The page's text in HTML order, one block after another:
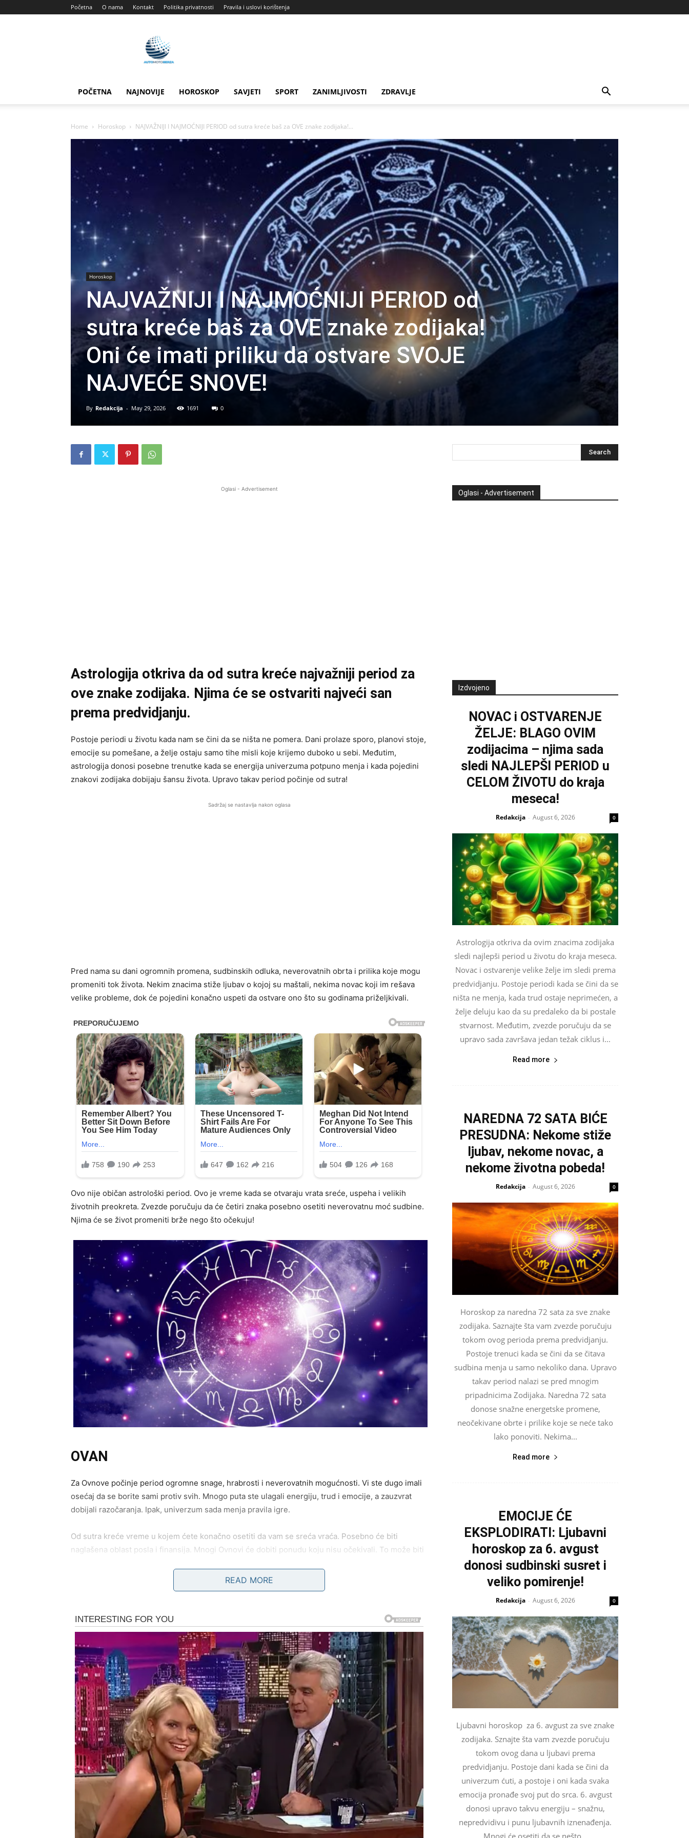
Početna O nama Kontakt Politika privatnosti Pravila i uslovi korištenja
Automotoberza
POČETNA NAJNOVIJE HOROSKOP SAVJETI SPORT ZANIMLJIVOSTI ZDRAVLJE
Home Horoskop NAJVAŽNIJI I NAJMOĆNIJI PERIOD od sutra kreće baš za OVE znake zodijaka!...
Horoskop
NAJVAŽNIJI I NAJMOĆNIJI PERIOD od
sutra kreće baš za OVE znake zodijaka!
Oni će imati priliku da ostvare SVOJE
NAJVEĆE SNOVE!
By Redakcija - May 29, 2026 1691 0
Oglasi - Advertisement
Astrologija otkriva da od sutra kreće najvažniji period za
ove znake zodijaka. Njima će se ostvariti najveći san
prema predvidjanju.
Postoje periodi u životu kada nam se čini da se ništa ne pomera. Dani prolaze sporo, planovi stoje,
emocije su pomešane, a želje ostaju samo tihe misli koje krijemo duboko u sebi. Međutim,
astrologija donosi posebne trenutke kada se energija univerzuma potpuno menja i kada pojedini
znakovi zodijaka dobijaju šansu života. Upravo takav period počinje od sutra!
Sadržaj se nastavlja nakon oglasa
Pred nama su dani ogromnih promena, sudbinskih odluka, neverovatnih obrta i prilika koje mogu
promeniti tok života. Nekim znacima stiže ljubav o kojoj su maštali, nekima novac koji im rešava
velike probleme, dok će pojedini konačno uspeti da ostvare ono što su godinama priželjkivali.
Ovo nije običan astrološki period. Ovo je vreme kada se otvaraju vrata sreće, uspeha i velikih
životnih preokreta. Zvezde poručuju da će četiri znaka posebno osetiti neverovatnu moć sudbine.
Njima će se život promeniti brže nego što očekuju!
OVAN
Za Ovnove počinje period ogromne snage, hrabrosti i neverovatnih mogućnosti. Vi ste dugo imali
osećaj da se borite sami protiv svih. Mnogo puta ste ulagali energiju, trud i emocije, a zauzvrat
dobijali razočaranja. Ipak, univerzum sada menja pravila igre.
Od sutra kreće vreme u kojem ćete konačno osetiti da vam se sreća vraća. Posebno će biti
naglašena oblast posla i finansija. Mnogi Ovnovi će dobiti ponudu koju nisu očekivali. To može biti
Najlepše od svega jeste činjenica da ćete imati podršku važnih ljudi. Oni koji su vas ranije
će primećivati vaše samopouzdanje.
Na ljubavnom planu dolazi do velikog preokreta. Ako ste dugo patili zbog osobe koja nije znala da
vas ceni, sada dolazi vreme kada ćete jasno videti svoju vrednost. Slobodni Ovnovi mogu upoznati
osobu koja će ih potpuno osvojiti. Zauzeti ulaze u period jačanja odnosa i važnih odluka.
Ono što je najvažnije jeste da ćete konačno prestati da sumnjate u sebe. Zvezde vam donose
šansu da ostvarite san koji vam je delovao nemoguće. Ne odustajte ni u jednom trenutku, jer
upravo sada počinje vaše vreme.
BLIZANCI
Blizanci ulaze u jedan od najvažnijih perioda godine. Mnogo toga ste prećutali, mnogo emocija
sakrili i često ste imali osećaj da drugi ne razumeju kroz šta prolazite. Međutim, od sutra se
energija potpuno okreće u vašu korist.
Za vas počinje vreme velikih susreta, važnih razgovora i ostvarenja želja. Posebno će biti
READ MORE
Oglasi - Advertisement
Izdvojeno
NOVAC i OSTVARENJE
ŽELJE: BLAGO OVIM
zodijacima – njima sada
sledi NAJLEPŠI PERIOD u
CELOM ŽIVOTU do kraja
meseca!
Redakcija - August 6, 2026 0
Astrologija otkriva da ovim znacima zodijaka
sledi najlepši period u životu do kraja meseca.
Novac i ostvarenje velike želje im sledi prema
predvidjanju. Postoje periodi kada se čini da se
ništa ne menja, kada trud ostaje neprimećen, a
želje deluju kao da su predaleko da bi postale
stvarnost. Međutim, zvezde poručuju da se
upravo sada završava jedan težak ciklus i...
Read more
NAREDNA 72 SATA BIĆE
PRESUDNA: Nekome stiže
ljubav, nekome novac, a
nekome životna pobeda!
Redakcija - August 6, 2026 0
Horoskop za naredna 72 sata za sve znake
zodijaka. Saznajte šta vam zvezde poručuju
tokom ovog perioda prema predvidjanju.
Postoje trenuci kada se čini da se čitava
sudbina menja u samo nekoliko dana. Upravo
takav period nalazi se pred mnogim
pripadnicima Zodijaka. Naredna 72 sata
donose snažne energetske promene,
neočekivane obrte i prilike koje se neće tako
lako ponoviti. Nekima...
Read more
EMOCIJE ĆE
EKSPLODIRATI: Ljubavni
horoskop za 6. avgust
donosi sudbinski susret i
veliko pomirenje!
Redakcija - August 6, 2026 0
Ljubavni horoskop za 6. avgust za sve znake
zodijaka. Sznajte šta vam zvezde poručuju
tokom ovog dana u ljubavi prema
predvidjanju. Postoje dani kada se čini da
univerzum ćuti, a postoje i oni kada svaka
emocija pronađe svoj put do srca. 6. avgust
donosi upravo takvu energiju – snažnu,
nepredvidivu i punu ljubavnih iznenađenja.
Mnogi će osetiti da se nešto...